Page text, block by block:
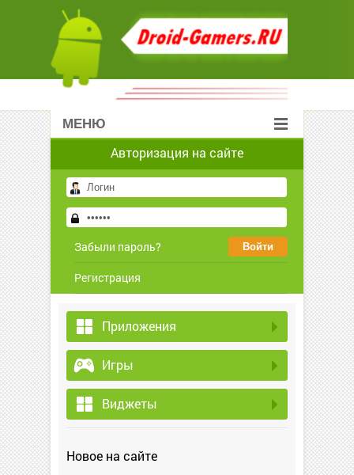
МЕНЮ
Авторизация на сайте
Забыли пароль?
Регистрация
Приложения
Игры
Виджеты
Новое на сайте